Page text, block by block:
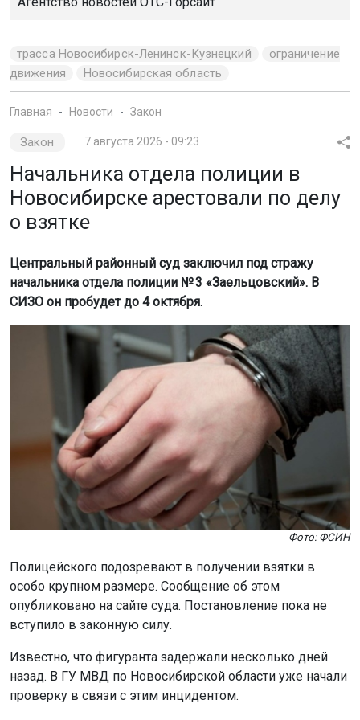
Фото: ФСИН
Полицейского подозревают в получении взятки в
опубликовано на сайте суда. Постановление пока не
вступило в законную силу.
Известно, что фигуранта задержали несколько дней
назад. В ГУ МВД по Новосибирской области уже начали
проверку в связи с этим инцидентом.
Если вина полицейского будет доказана, в отношении
него примут необходимые меры.
Ранее начальника Западно-Сибирской железной
дорогиотправилив СИЗО.
Поделиться новостью:
Автор: Наталья Илькив
Читать все
публикации автора